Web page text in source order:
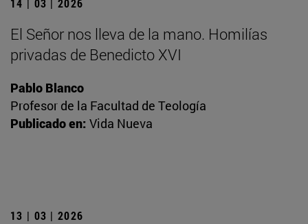
14 | 03 | 2026
El Señor nos lleva de la mano. Homilías
privadas de Benedicto XVI
Pablo Blanco
Profesor de la Facultad de Teología
Publicado en: Vida Nueva
13 | 03 | 2026